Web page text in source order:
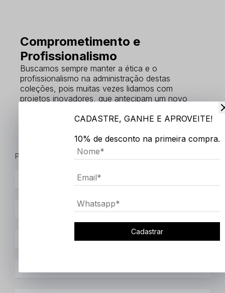
Comprometimento e
Profissionalismo
Buscamos sempre manter a ética e o
profissionalismo na administração destas
coleções, pois muitas vezes lidamos com
projetos inovadores, que antecipam um novo
nova tendência.
Preencha os seus dados que entraremos em contato
CADASTRE, GANHE E APROVEITE!
10% de desconto na primeira compra.
Cadastrar